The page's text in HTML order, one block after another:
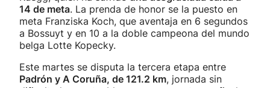
14 de meta. La prenda de honor se la puesto en
meta Franziska Koch, que aventaja en 6 segundos
a Bossuyt y en 10 a la doble campeona del mundo
belga Lotte Kopecky.
Este martes se disputa la tercera etapa entre
Padrón y A Coruña, de 121.2 km, jornada sin